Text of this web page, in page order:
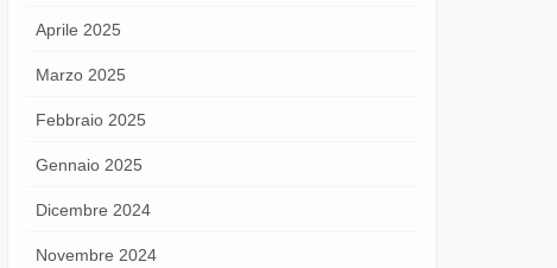
Aprile 2025
Marzo 2025
Febbraio 2025
Gennaio 2025
Dicembre 2024
Novembre 2024